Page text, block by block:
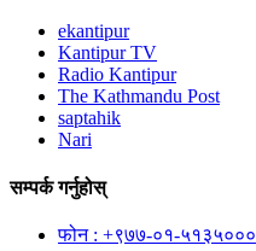
ekantipur
Kantipur TV
Radio Kantipur
The Kathmandu Post
saptahik
Nari
सम्पर्क गर्नुहोस्
फोन : +९७७-०१-५१३५०००